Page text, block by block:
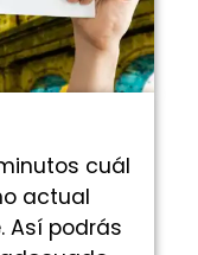
cuál
actual
Así podrás